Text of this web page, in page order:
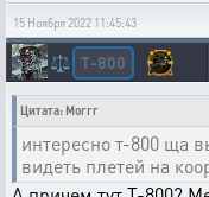
15 Ноября 2022 11:45:43
⚖️ T-800
Цитата: Morrr
интересно т-800 ща
видеть плетей на